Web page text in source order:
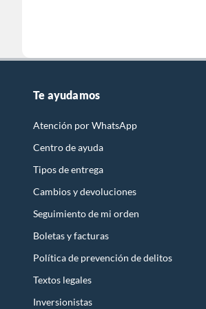
Te ayudamos
Atención por WhatsApp
Centro de ayuda
Tipos de entrega
Cambios y devoluciones
Seguimiento de mi orden
Boletas y facturas
Política de prevención de delitos
Textos legales
Inversionistas